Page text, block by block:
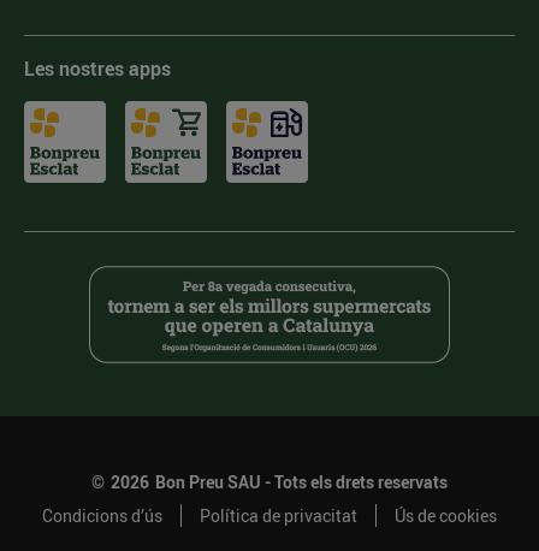
Les nostres apps
© 2026 Bon Preu SAU - Tots els drets reservats
Condicions d’ús
Política de privacitat Ús de cookies